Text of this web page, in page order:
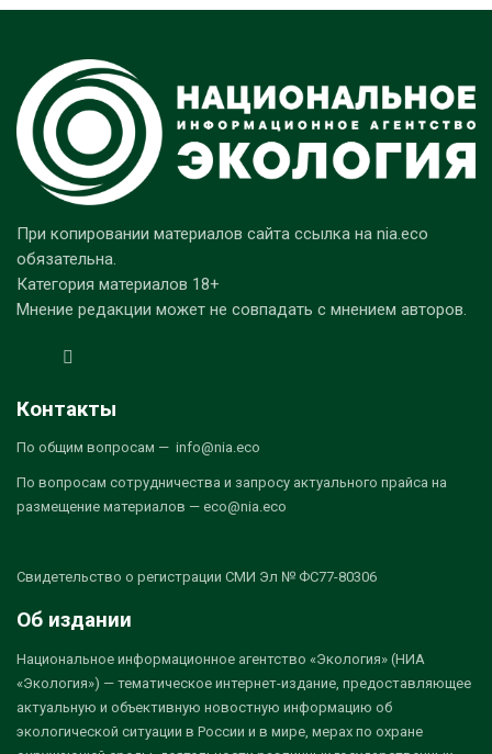
При копировании материалов сайта ссылка на nia.eco
обязательна.
Категория материалов 18+
Мнение редакции может не совпадать с мнением авторов.
Контакты
По общим вопросам — info@nia.eco
По вопросам сотрудничества и запросу актуального прайса на
размещение материалов — eco@nia.eco
Свидетельство о регистрации СМИ Эл № ФС77-80306
Об издании
Национальное информационное агентство «Экология» (НИА
«Экология») — тематическое интернет-издание, предоставляющее
актуальную и объективную новостную информацию об
экологической ситуации в России и в мире, мерах по охране